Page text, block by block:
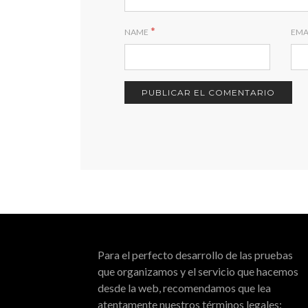
NAME *
Para el perfecto desarrollo de las pruebas
que organizamos y el servicio que hacemos
desde la web, recomendamos que lea
atentamente nuestros términos legales: